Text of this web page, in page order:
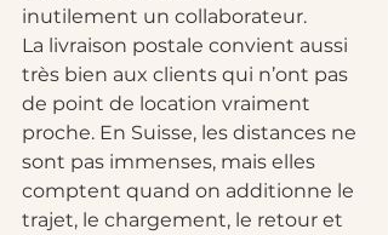
inutilement un collaborateur.
La livraison postale convient aussi
très bien aux clients qui n’ont pas
de point de location vraiment
proche. En Suisse, les distances ne
sont pas immenses, mais elles
comptent quand on additionne le
trajet, le chargement, le retour et